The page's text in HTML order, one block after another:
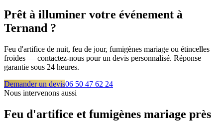
Prêt à illuminer votre événement à
Ternand ?
Feu d'artifice de nuit, feu de jour, fumigènes mariage ou étincelles
froides — contactez-nous pour un devis personnalisé. Réponse
garantie sous 24 heures.
Demander un devis06 50 47 62 24
Nous intervenons aussi
Feu d'artifice et fumigènes mariage près